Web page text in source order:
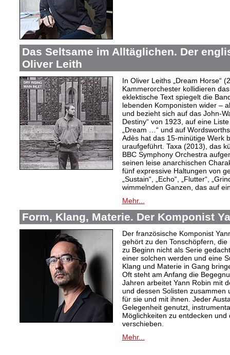
Das Seltsame im Alltäglichen. Der
Oliver Leith
In Oliver Leiths „Dream Horse“
Kammerorchester kollidieren
eklektische Text spiegelt die
lebenden Komponisten wider –
und bezieht sich auf das John-
Destiny“ von 1923, auf eine
„Dream …“ und auf
Adès hat das 15-minütige Werk
uraufgeführt. Taxa (2013), das
BBC Symphony Orchestra
seinen leise anarchischen
fünf expressive Haltungen von
„Sustain“, „Echo“, „Flutter“,
wimmelnden Ganzen, das auf
Mehr...
Form, Klang, Materie. Der Komponist
Der französische Komponist
gehört zu den Tonschöpfern,
zu Beginn nicht als Serie
einer solchen werden und eine
Klang und Materie in Gang
Oft steht am Anfang die
Jahren arbeitet Yann Robin mit
und dessen Solisten zusammen
für sie und mit ihnen. Jeder
Gelegenheit genutzt,
Möglichkeiten zu entdecken
verschieben.
Mehr...